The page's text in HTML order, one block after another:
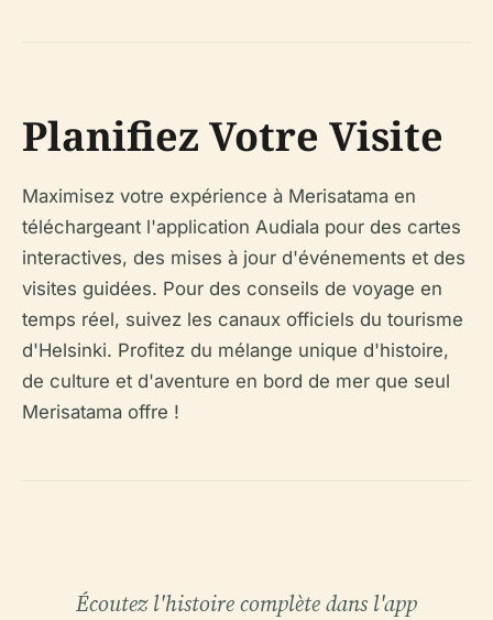
Planifiez Votre Visite
Maximisez votre expérience à Merisatama en
téléchargeant l'application Audiala pour des cartes
interactives, des mises à jour d'événements et des
visites guidées. Pour des conseils de voyage en
temps réel, suivez les canaux officiels du tourisme
d'Helsinki. Profitez du mélange unique d'histoire,
de culture et d'aventure en bord de mer que seul
Merisatama offre !
Écoutez l'histoire complète dans l'app